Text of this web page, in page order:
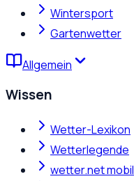
Wintersport
Gartenwetter
Allgemein
Wissen
Wetter-Lexikon
Wetterlegende
wetter.net mobil